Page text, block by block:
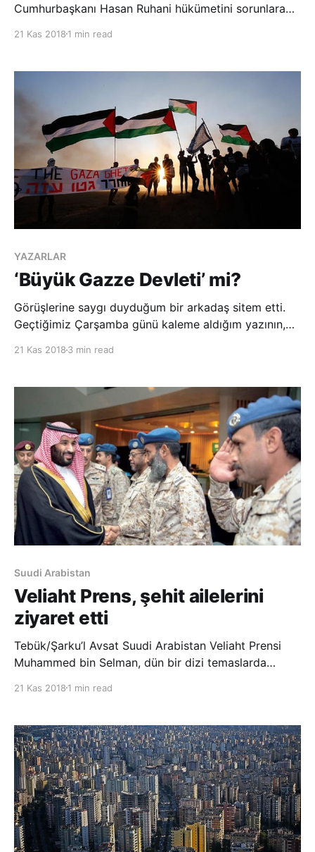
Cumhurbaşkanı Hasan Ruhani hükümetini sorunlara
konuşan Tahran milletvekili Hazreti, Ruhani’nin geçen
çözme yolunda yetersiz bu
21 Kas 2018 1 min read
YAZARLAR
‘Büyük Gazze Devleti’ mi?
Görüşlerine saygı duyduğum bir arkadaş sitem etti.
Geçtiğimiz Çarşamba günü kaleme aldığım yazının,
sıkıntıları ikinci plana attığını söyledi. M
21 Kas 2018 3 min read
Suudi Arabistan
Veliaht Prens, şehit ailelerini
ziyaret etti
Tebük/Şarku’l Avsat Suudi Arabistan Veliaht Prensi
Muhammed bin Selman, dün bir dizi temaslarda
etti. Dün Tebük’te düzenlenen resmi törene katılan
şehit ailelerini ziyaret etti. Şehit yak
21 Kas 2018 1 min read